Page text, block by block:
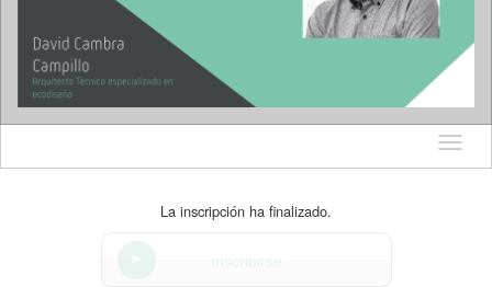
Idioma
La inscripción ha finalizado.